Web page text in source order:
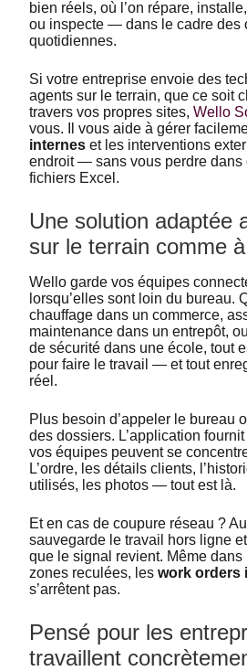
bien réels, où l’on répare,
ou inspecte — dans le cadre des
quotidiennes.
Si votre entreprise envoie des
agents sur le terrain, que ce soit
travers vos propres sites, Wello
vous. Il vous aide à gérer
internes et les interventions
endroit — sans vous perdre dans
fichiers Excel.
Une solution adaptée
sur le terrain comme à
Wello garde vos équipes
lorsqu’elles sont loin du bureau.
chauffage dans un commerce,
maintenance dans un entrepôt,
de sécurité dans une école, tout
pour faire le travail — et tout
réel.
Plus besoin d’appeler le bureau
des dossiers. L’application
vos équipes peuvent se
L’ordre, les détails clients,
utilisés, les photos — tout est là.
Et en cas de coupure réseau ?
sauvegarde le travail hors ligne
que le signal revient. Même
zones reculées, les work orders
s’arrêtent pas.
Pensé pour les
travaillent